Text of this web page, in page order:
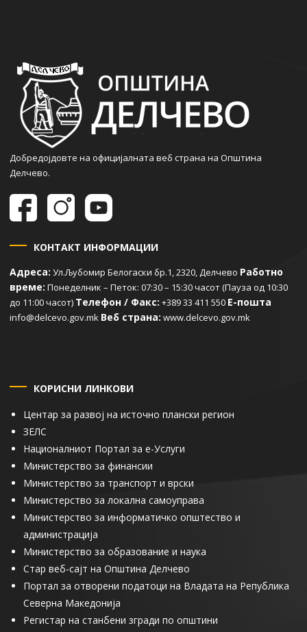
Добредојдовте на официјалната веб страна на Општина
Делчево.
КОНТАКТ ИНФОРМАЦИИ
Адреса: Ул.Љубомир Белогаски бр.1, 2320, Делчево Работно
време: Понеделник – Петок: 07:30 – 15:30 часот (Пауза од 10:30
до 11:00 часот) Телефон / Факс: +389 33 411 550 Е-пошта
info@delcevo.gov.mk Веб страна: www.delcevo.gov.mk
КОРИСНИ ЛИНКОВИ
Центар за развој на источно плански регион
ЗЕЛС
Националниот Портал за е-Услуги
Министерство за финансии
Министерство за транспорт и врски
Министерство за локална самоуправа
Министерство за информатичко општество и
администрација
Министерство за образование и наука
Стар веб-сајт на Општина Делчево
Портал за отворени податоци на Владата на Република
Северна Македонија
Регистар на станбени згради по општини